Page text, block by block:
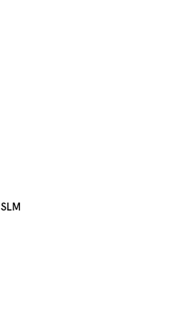
SLM